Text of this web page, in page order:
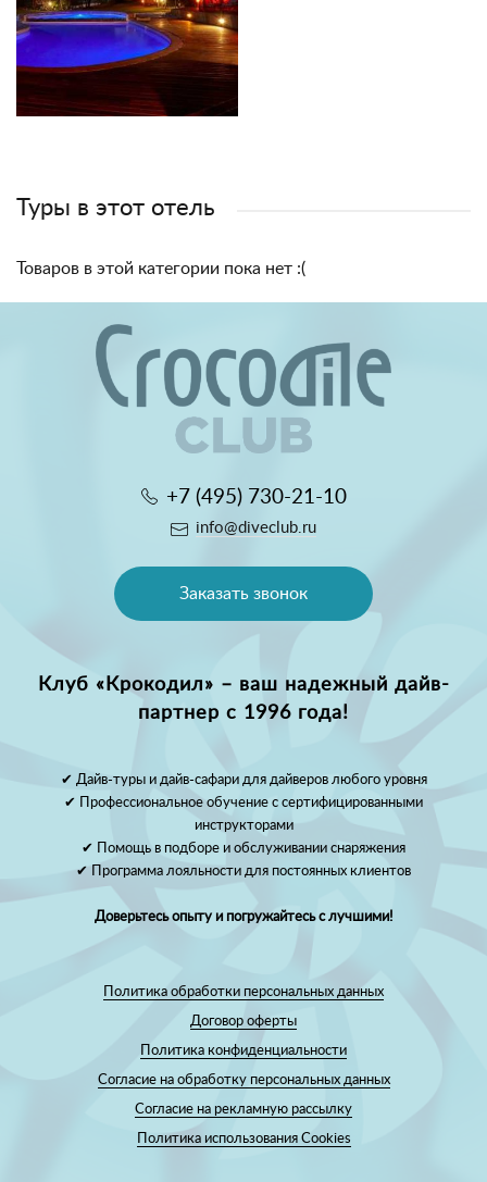
Туры в этот отель
Товаров в этой категории пока нет :(
+7 (495) 730-21-10
info@diveclub.ru
Заказать звонок
Клуб «Крокодил» – ваш надежный дайв-
партнер с 1996 года!
✔ Дайв-туры и дайв-сафари для дайверов любого уровня
✔ Профессиональное обучение с сертифицированными
инструкторами
✔ Помощь в подборе и обслуживании снаряжения
✔ Программа лояльности для постоянных клиентов
Доверьтесь опыту и погружайтесь с лучшими!
Политика обработки персональных данных
Договор оферты
Политика конфиденциальности
Согласие на обработку персональных данных
Согласие на рекламную рассылку
Политика использования Cookies